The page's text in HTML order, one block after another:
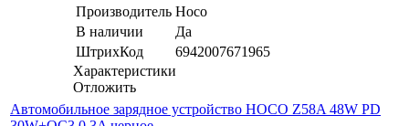
Производитель Hoco
В наличии
Да
ШтрихКод
6942007671965
Характеристики
Отложить
Автомобильное зарядное устройство HOCO Z58A 48W PD